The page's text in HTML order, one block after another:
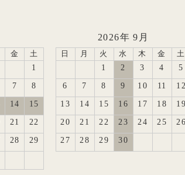
金 土
1
7 8
14 15
21 22
28 29
2026年 9月
日 月 火 水 木 金 土
1 2 3 4 5
6 7 8 9 10 11 12
13 14 15 16 17 18 19
20 21 22 23 24 25 26
27 28 29 30